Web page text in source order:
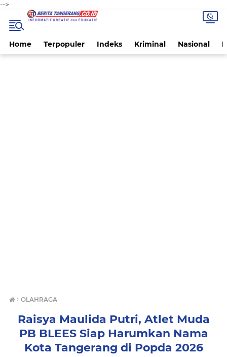
-->
Home Terpopuler Indeks Kriminal Nasional
› OLAHRAGA
Raisya Maulida Putri, Atlet Muda
PB BLEES Siap Harumkan Nama
Kota Tangerang di Popda 2026